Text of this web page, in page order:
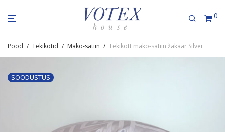
0
Pood / Tekikotid / Mako-satiin / Tekikott mako-satiin žakaar Silver
SOODUSTUS